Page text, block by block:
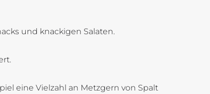
und knackigen Salaten.
eine Vielzahl an Metzgern von Spalt